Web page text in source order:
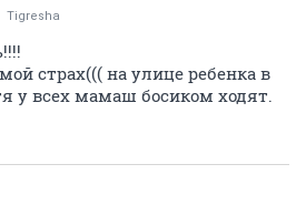
Tigresha
страх((( на улице ребенка в
у всех мамаш босиком ходят.